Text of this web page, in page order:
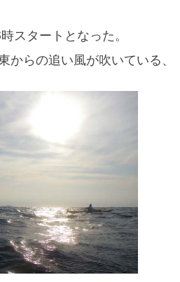
スタートとなった。
からの追い風が吹いている、